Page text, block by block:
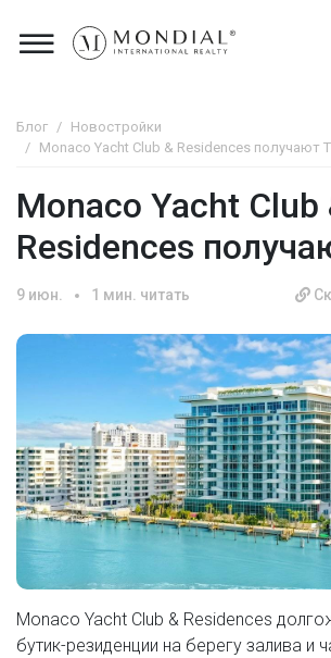
Блог
Новостройки
Monaco Yacht Club & Residences получают
Monaco Yacht Club
Residences
9 июн. 1 мин. читать
Monaco Yacht Club & Residences
бутик-резиденции на берегу залива и